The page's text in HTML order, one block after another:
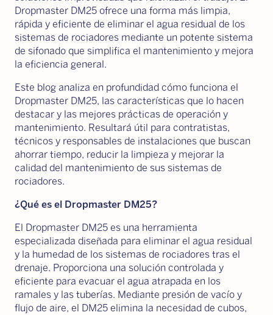
Dropmaster DM25 ofrece una forma más limpia,
rápida y eficiente de eliminar el agua residual de los
sistemas de rociadores mediante un potente sistema
de sifonado que simplifica el mantenimiento y mejora
la eficiencia general.
Este blog analiza en profundidad cómo funciona el
Dropmaster DM25, las características que lo hacen
destacar y las mejores prácticas de operación y
mantenimiento. Resultará útil para contratistas,
técnicos y responsables de instalaciones que buscan
ahorrar tiempo, reducir la limpieza y mejorar la
calidad del mantenimiento de sus sistemas de
rociadores.
¿Qué es el Dropmaster DM25?
El Dropmaster DM25 es una herramienta
especializada diseñada para eliminar el agua residual
y la humedad de los sistemas de rociadores tras el
drenaje. Proporciona una solución controlada y
eficiente para evacuar el agua atrapada en los
ramales y las tuberías. Mediante presión de vacío y
flujo de aire, el DM25 elimina la necesidad de cubos,